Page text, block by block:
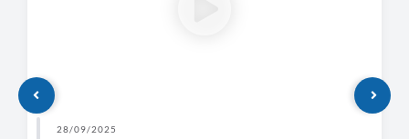
28/09/2025